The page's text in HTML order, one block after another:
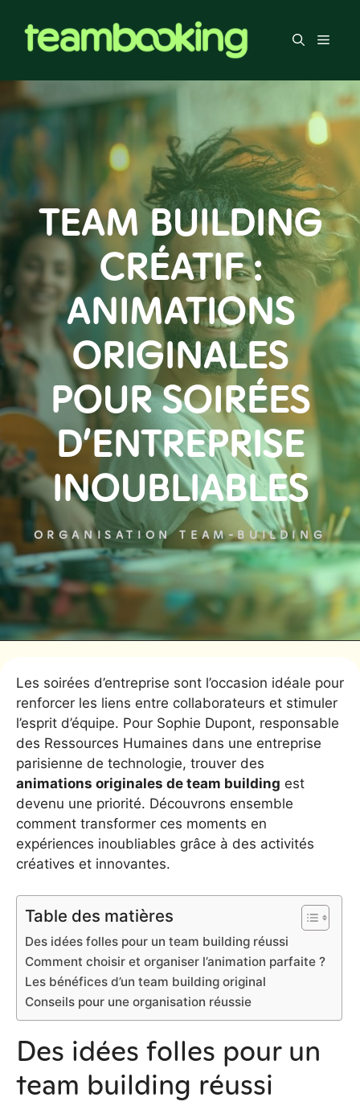
contenu
Menu
TEAM BUILDING
CRÉATIF :
ANIMATIONS
ORIGINALES
POUR SOIRÉES
D’ENTREPRISE
INOUBLIABLES
ORGANISATION TEAM-BUILDING
Les soirées d’entreprise sont l’occasion idéale pour
renforcer les liens entre collaborateurs et stimuler
l’esprit d’équipe. Pour Sophie Dupont, responsable
des Ressources Humaines dans une entreprise
parisienne de technologie, trouver des
animations originales de team building est
devenu une priorité. Découvrons ensemble
comment transformer ces moments en
expériences inoubliables grâce à des activités
créatives et innovantes.
Table des matières
Des idées folles pour un team building réussi
Comment choisir et organiser l’animation parfaite ?
Les bénéfices d’un team building original
Conseils pour une organisation réussie
Des idées folles pour un
team building réussi